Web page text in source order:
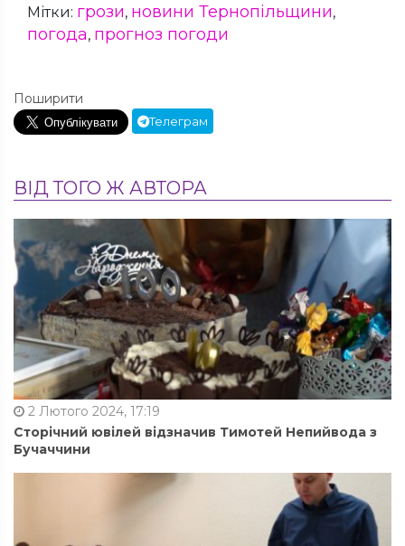
Мітки: грози, новини Тернопільщини,
погода, прогноз погоди
Поширити
Телеграм
ВІД ТОГО Ж АВТОРА
2 Лютого 2024, 17:19
Сторічний ювілей відзначив Тимотей Непийвода з
Бучаччини